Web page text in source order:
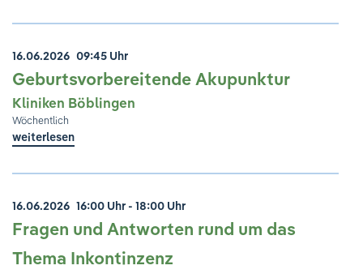
16.06.2026 09:45 Uhr
Geburtsvorbereitende Akupunktur
Kliniken Böblingen
Wöchentlich
weiterlesen
16.06.2026 16:00 Uhr - 18:00 Uhr
Fragen und Antworten rund um das
Thema Inkontinzenz